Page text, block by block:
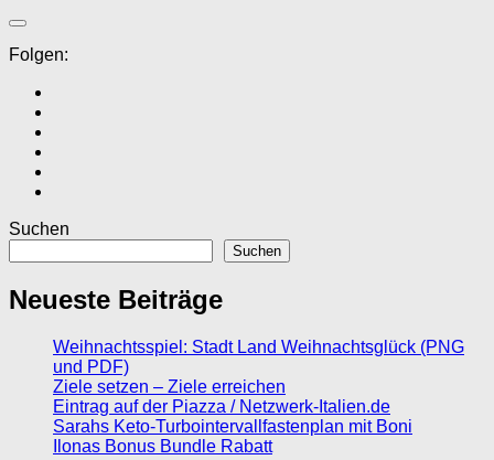
Folgen:
Suchen
Suchen
Neueste Beiträge
Weihnachtsspiel: Stadt Land Weihnachtsglück (PNG
und PDF)
Ziele setzen – Ziele erreichen
Eintrag auf der Piazza / Netzwerk-Italien.de
Sarahs Keto-Turbointervallfastenplan mit Boni
Ilonas Bonus Bundle Rabatt